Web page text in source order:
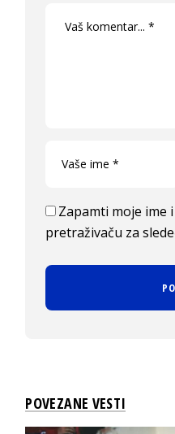
Zapamti moje ime
pretraživaču za
POVEZANE VESTI